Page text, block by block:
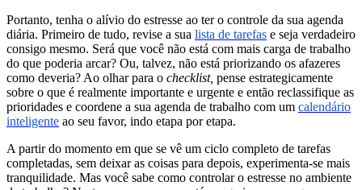
Portanto, tenha o alívio do estresse ao ter o controle da sua agenda
diária. Primeiro de tudo, revise a sua lista de tarefas e seja verdadeiro
consigo mesmo. Será que você não está com mais carga de trabalho
do que poderia arcar? Ou, talvez, não está priorizando os afazeres
como deveria? Ao olhar para o checklist, pense estrategicamente
sobre o que é realmente importante e urgente e então reclassifique as
prioridades e coordene a sua agenda de trabalho com um calendário
inteligente ao seu favor, indo etapa por etapa.
A partir do momento em que se vê um ciclo completo de tarefas
completadas, sem deixar as coisas para depois, experimenta-se mais
tranquilidade. Mas você sabe como controlar o estresse no ambiente